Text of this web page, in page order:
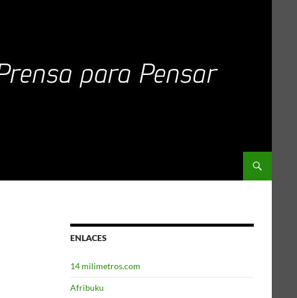
ENLACES
14 milimetros.com
Afribuku